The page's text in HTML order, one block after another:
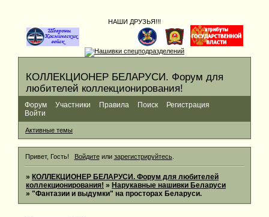
НАШИ ДРУЗЬЯ!!!
КОЛЛЕКЦИОНЕР БЕЛАРУСИ. Форум для
любителей коллекционирования!
Форум Участники Правила Поиск
Регистрация
Войти
Активные темы
Привет, Гость! Войдитеили зарегистрируйтесь.
»КОЛЛЕКЦИОНЕР БЕЛАРУСИ. Форум для любителей
коллекционирования! »Нарукавные нашивки Беларуси
»"Фантазии и выдумки" на просторах Беларуси.